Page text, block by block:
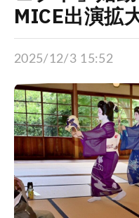
MICE出演拡
2025/12/3 15:52